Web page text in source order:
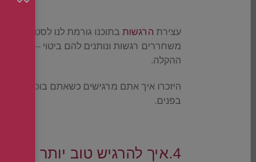
עצירת הרגשות בתוכנו גורמת לנו לסטרס ואף
משחררים רגשות ונותנים להם ביטוי – מה
ההקלה.
היזכרו איך אתם מרגישים כשאתם בוכים סוף
בפנים.
4.איך להרגיש טוב יותר דרך מילות עידוד והערכה